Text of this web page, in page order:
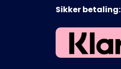
Sikker betaling: